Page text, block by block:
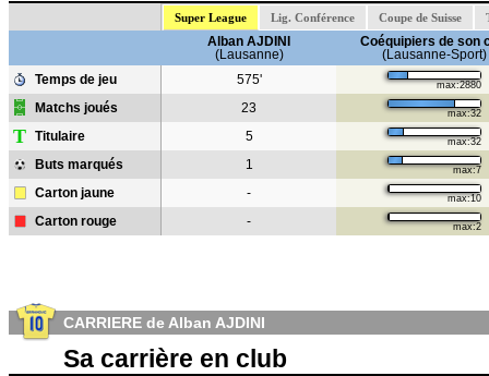
Super League Lig. Conférence Coupe de Suisse
Alban AJDINI
(Lausanne)
Coéquipiers de son
(Lausanne-Sport)
Temps de jeu
575' max:2880
Matchs joués 23 max:32
T Titulaire 5 max:32
Buts marqués 1 max:7
Carton jaune - max:10
Carton rouge - max:2
CARRIERE de Alban AJDINI
Sa carrière en club